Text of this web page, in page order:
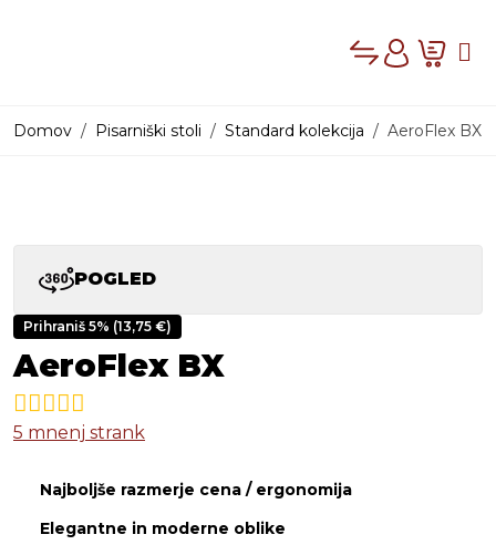
Compare
Cart
Domov Pisarniški stoli Standard kolekcija AeroFlex BX
POGLED
Prihraniš 5% (13,75 €)
AeroFlex BX
5 mnenj strank
Najboljše razmerje cena / ergonomija
Elegantne in moderne oblike